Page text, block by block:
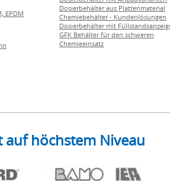
EPDM
Dosierbehälter aus Plattenmaterial
Chemiebehälter - Kundenlösungen
Dosierbehälter mit
GFK Behälter für den schweren
Chemieeinsatz
auf höchstem Niveau